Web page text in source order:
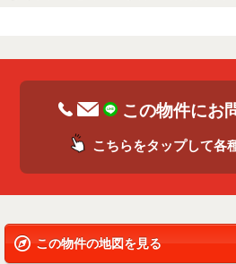
この物件にお
こちらをタップして各
この物件の地図を見る